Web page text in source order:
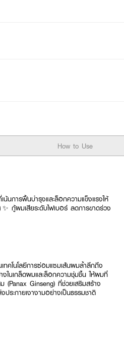
How to Use
นการฟื้นบำรุงและล็อกความแข็งแรงให้
กู้ผมเสียระดับไฟเบอร์ ลดการขาดร่วง
คโนโลยีการซ่อมแซมเส้นผมล้ำลึกถึง
งในเกล็ดผมและล็อกความชุ่มชื้น ให้ผมที่
(Panax Ginseng) ที่ช่วยเสริมสร้าง
ระกายเงางามอย่างเป็นธรรมชาติ